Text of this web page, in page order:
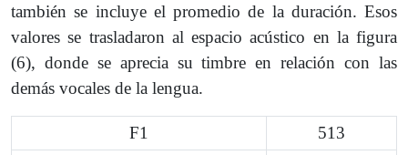
también se incluye el promedio de la duración. Esos
valores se trasladaron al espacio acústico en la figura
(6), donde se aprecia su timbre en relación con las
demás vocales de la lengua.
F1
513